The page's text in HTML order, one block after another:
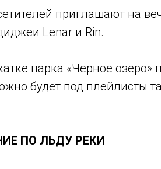
приглашают на
Lenar и Rin.
парка «Черное
будет под плейлисты
ПО ЛЬДУ РЕКИ